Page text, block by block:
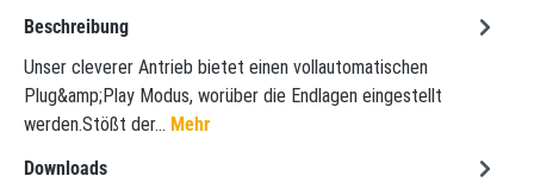
Beschreibung
Unser cleverer Antrieb bietet einen vollautomatischen
Plug&amp;Play Modus, worüber die Endlagen eingestellt
werden.Stößt der… Mehr
Downloads